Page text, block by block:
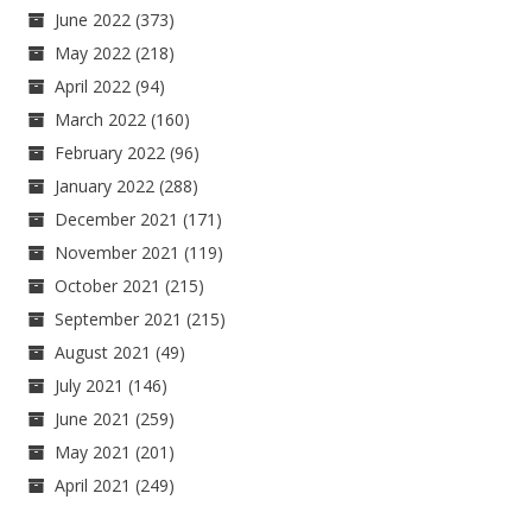
June 2022 (373)
May 2022 (218)
April 2022 (94)
March 2022 (160)
February 2022 (96)
January 2022 (288)
December 2021 (171)
November 2021 (119)
October 2021 (215)
September 2021 (215)
August 2021 (49)
July 2021 (146)
June 2021 (259)
May 2021 (201)
April 2021 (249)